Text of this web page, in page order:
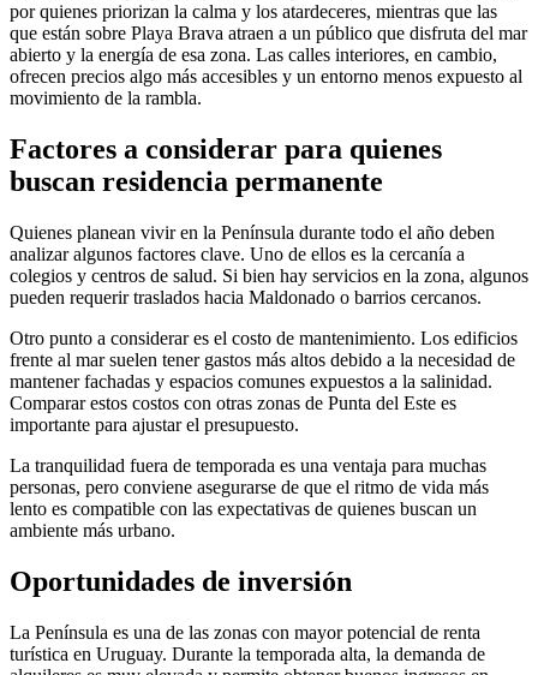
por quienes priorizan la calma y los atardeceres, mientras que las
que están sobre Playa Brava atraen a un público que disfruta del mar
abierto y la energía de esa zona. Las calles interiores, en cambio,
ofrecen precios algo más accesibles y un entorno menos expuesto al
movimiento de la rambla.
Factores a considerar para quienes
buscan residencia permanente
Quienes planean vivir en la Península durante todo el año deben
analizar algunos factores clave. Uno de ellos es la cercanía a
colegios y centros de salud. Si bien hay servicios en la zona, algunos
pueden requerir traslados hacia Maldonado o barrios cercanos.
Otro punto a considerar es el costo de mantenimiento. Los edificios
frente al mar suelen tener gastos más altos debido a la necesidad de
mantener fachadas y espacios comunes expuestos a la salinidad.
Comparar estos costos con otras zonas de Punta del Este es
importante para ajustar el presupuesto.
La tranquilidad fuera de temporada es una ventaja para muchas
personas, pero conviene asegurarse de que el ritmo de vida más
lento es compatible con las expectativas de quienes buscan un
ambiente más urbano.
Oportunidades de inversión
La Península es una de las zonas con mayor potencial de renta
turística en Uruguay. Durante la temporada alta, la demanda de